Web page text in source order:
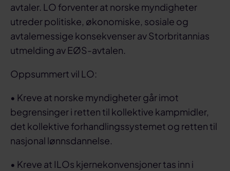
avtaler. LO forventer at norske myndigheter
utreder politiske, økonomiske, sosiale og
avtalemessige konsekvenser av Storbritannias
utmelding av EØS-avtalen.
Oppsummert vil LO:
• Kreve at norske myndigheter går imot
begrensinger i retten til kollektive kampmidler,
det kollektive forhandlingssystemet og retten til
nasjonal lønnsdannelse.
• Kreve at ILOs kjernekonvensjoner tas inn i